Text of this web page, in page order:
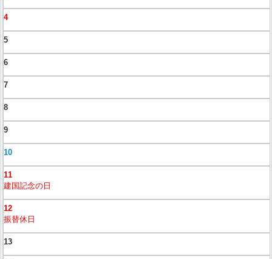
4
5
6
7
8
9
10
11
建国記念の日
12
振替休日
13